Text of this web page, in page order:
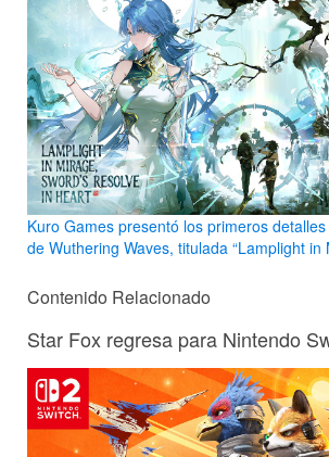
Kuro Games presentó los primeros
de Wuthering Waves, titulada “Lamplight in
Contenido Relacionado
Star Fox regresa para Nintendo